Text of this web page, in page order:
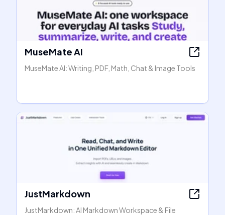
MuseMate AI
MuseMate AI: Writing, PDF, Math, Chat & Image Tools
JustMarkdown
JustMarkdown: AI Markdown Workspace & File